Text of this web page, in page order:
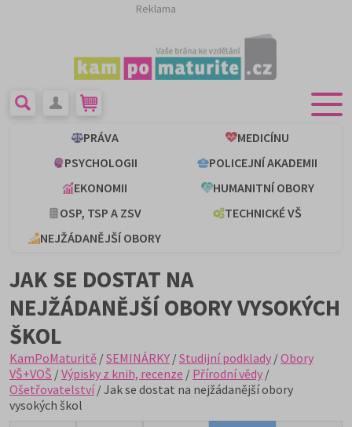
Reklama
PRÁVA
MEDICÍNU
PSYCHOLOGII
POLICEJNÍ AKADEMII
EKONOMII
HUMANITNÍ OBORY
OSP, TSP A ZSV
TECHNICKÉ VŠ
NEJŽÁDANĚJŠÍ OBORY
JAK SE DOSTAT NA
NEJŽÁDANĚJŠÍ OBORY VYSOKÝCH
ŠKOL
KamPoMaturitě /SEMINÁRKY /Studijní podklady /Obory
VŠ+VOŠ /Výpisky z knih, recenze / Přírodní vědy /
Ošetřovatelství/ Jak se dostat na nejžádanější obory
vysokých škol